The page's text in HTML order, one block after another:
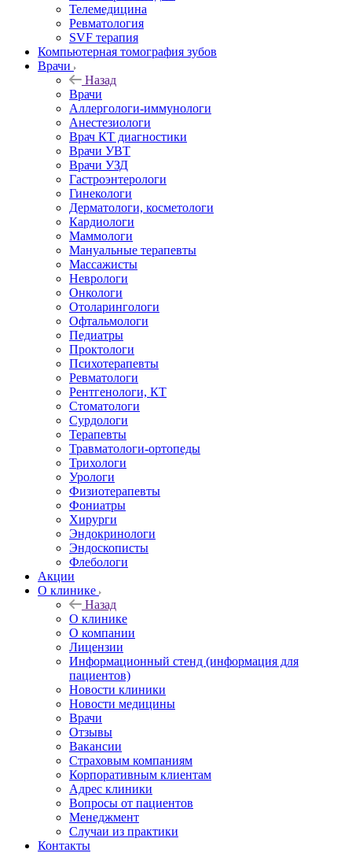
Телемедицина
Ревматология
SVF терапия
Компьютерная томография зубов
Врачи
Назад
Врачи
Аллергологи-иммунологи
Анестезиологи
Врач КТ диагностики
Врачи УВТ
Врачи УЗД
Гастроэнтерологи
Гинекологи
Дерматологи, косметологи
Кардиологи
Маммологи
Мануальные терапевты
Массажисты
Неврологи
Онкологи
Отоларингологи
Офтальмологи
Педиатры
Проктологи
Психотерапевты
Ревматологи
Рентгенологи, КТ
Стоматологи
Сурдологи
Терапевты
Травматологи-ортопеды
Трихологи
Урологи
Физиотерапевты
Фониатры
Хирурги
Эндокринологи
Эндоскописты
Флебологи
Акции
О клинике
Назад
О клинике
О компании
Лицензии
Информационный стенд (информация для
пациентов)
Новости клиники
Новости медицины
Врачи
Отзывы
Вакансии
Страховым компаниям
Корпоративным клиентам
Адрес клиники
Вопросы от пациентов
Менеджмент
Случаи из практики
Контакты